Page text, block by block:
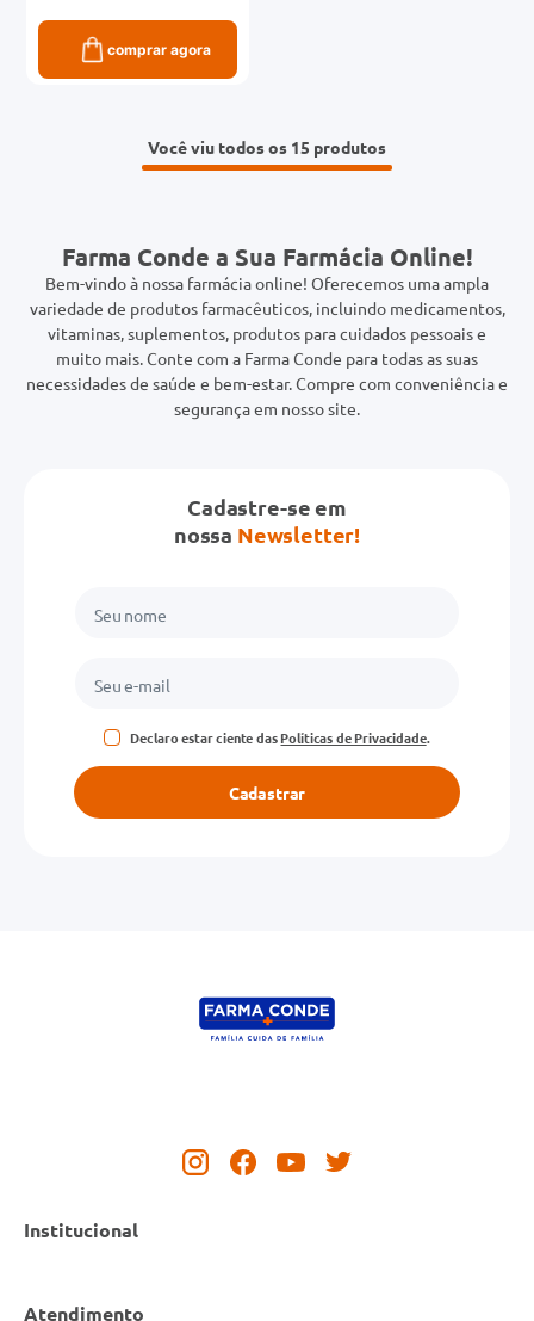
comprar agora
Você viu todos os 15
Farma Conde a Sua Farmácia Online!
Bem-vindo à nossa farmácia online! Oferecemos uma ampla
variedade de produtos farmacêuticos, incluindo medicamentos,
vitaminas, suplementos, produtos para cuidados pessoais e
muito mais. Conte com a Farma Conde para todas as suas
necessidades de saúde e bem-estar. Compre com conveniência e
segurança em nosso site.
Cadastre-se em
nossa Newsletter!
Declaro estar ciente dasPolíticas de Privacidade.
Cadastrar
Institucional
Atendimento